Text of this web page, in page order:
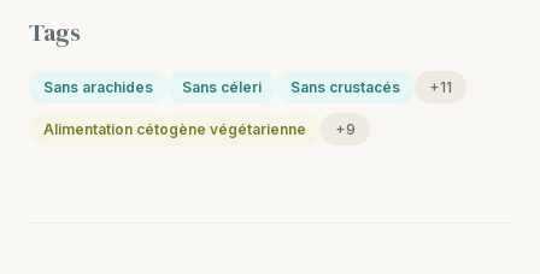
Tags
Sans arachides Sans céleri Sans crustacés +11
Alimentation cétogène végétarienne +9